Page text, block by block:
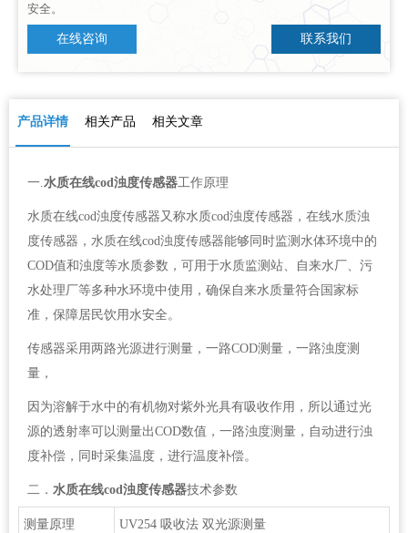
安全。
在线咨询 联系我们
产品详情 相关产品 相关文章
一.水质在线cod浊度传感器工作原理
水质在线cod浊度传感器又称水质cod浊度传感器，在线水质浊
度传感器，水质在线cod浊度传感器能够同时监测水体环境中的
COD值和浊度等水质参数，可用于水质监测站、自来水厂、污
水处理厂等多种水环境中使用，确保自来水质量符合国家标
准，保障居民饮用水安全。
传感器采用两路光源进行测量，一路COD测量，一路浊度测
量，
因为溶解于水中的有机物对紫外光具有吸收作用，所以通过光
源的透射率可以测量出COD数值，一路浊度测量，自动进行浊
度补偿，同时采集温度，进行温度补偿。
二． 水质在线cod浊度传感器技术参数
测量原理 UV254 吸收法 双光源测量